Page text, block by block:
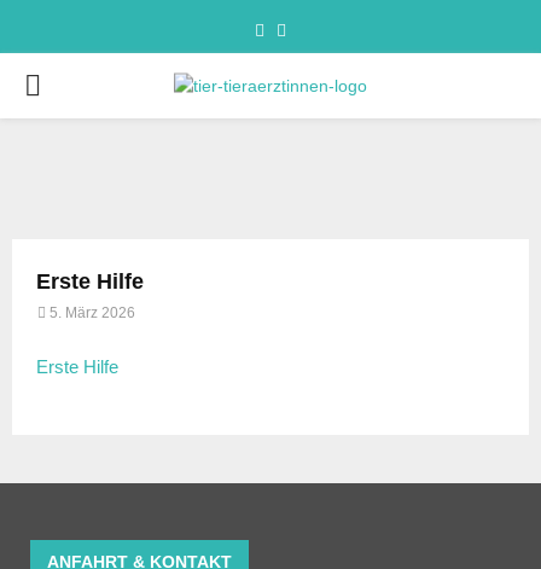
Erste Hilfe
5. März 2026
Erste Hilfe
ANFAHRT & KONTAKT